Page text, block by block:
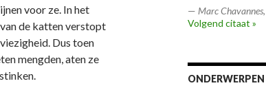
voor ze. In het
de katten verstopt
Dus toen
mengden, aten ze
— Marc Chavannes,
Volgend citaat »
ONDERWERPEN